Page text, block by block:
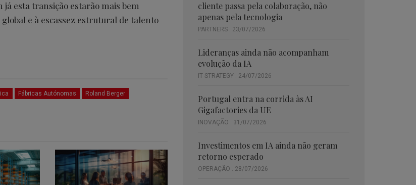
esta transição estarão mais bem
e à escassez estrutural de talento
Fábricas Autónomas
Roland Berger
cliente passa pela colaboração, não
apenas pela tecnologia
PARTNERS . 23/07/2026
Lideranças ainda não acompanham
evolução da IA
IT STRATEGY . 24/07/2026
Portugal entra na corrida às AI
Gigafactories da UE
INOVAÇÃO . 31/07/2026
Investimentos em IA ainda não geram
retorno esperado
OPERAÇÃO . 28/07/2026